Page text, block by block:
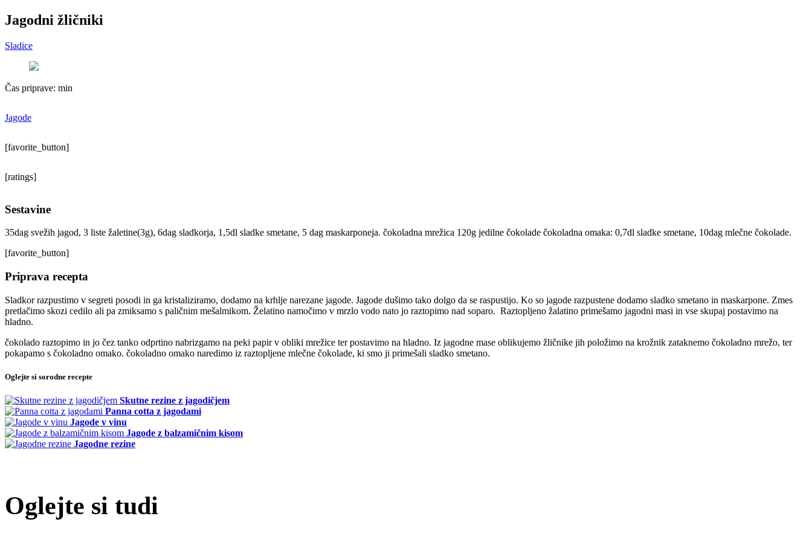
Jagodni žličniki
Sladice
Čas priprave: min
Jagode
[favorite_button]
[ratings]
Sestavine
35dag svežih jagod, 3 liste žaletine(3g), 6dag sladkorja, 1,5dl sladke smetane, 5 dag maskarponeja. čokoladna mrežica 120g jedilne čokolade čokoladna omaka: 0,7dl sladke smetane, 10dag mlečne čokolade.
[favorite_button]
Priprava recepta
Sladkor razpustimo v segreti posodi in ga kristaliziramo, dodamo na krhlje narezane jagode. Jagode dušimo tako dolgo da se raspustijo. Ko so jagode razpustene dodamo sladko smetano in maskarpone. Zmes
pretlačimo skozi cedilo ali pa zmiksamo s paličnim mešalmikom. Želatino namočimo v mrzlo vodo nato jo raztopimo nad soparo. Raztopljeno žalatino primešamo jagodni masi in vse skupaj postavimo na
hladno.
čokolado raztopimo in jo čez tanko odprtino nabrizgamo na peki papir v obliki mrežice ter postavimo na hladno. Iz jagodne mase oblikujemo žličnike jih položimo na krožnik zataknemo čokoladno mrežo, ter
pokapamo s čokoladno omako. čokoladno omako naredimo iz raztopljene mlečne čokolade, ki smo ji primešali sladko smetano.
Oglejte si sorodne recepte
Skutne rezine z jagodičjem
Panna cotta z jagodami
Jagode v vinu
Jagode z balzamičnim kisom
Jagodne rezine
Oglejte si tudi